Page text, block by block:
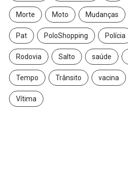
Morte Moto Mudanças
Pat PoloShopping Polícia
Rodovia Salto saúde
Tempo Trânsito vacina
Vítima